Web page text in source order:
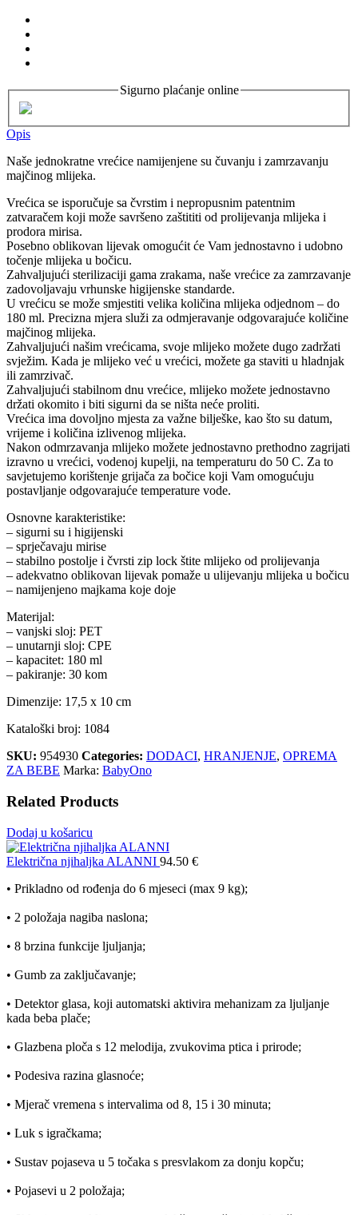
Sigurno plaćanje online
Opis
Naše jednokratne vrećice namijenjene su čuvanju i zamrzavanju
majčinog mlijeka.
Vrećica se isporučuje sa čvrstim i nepropusnim patentnim
zatvaračem koji može savršeno zaštititi od prolijevanja mlijeka i
prodora mirisa.
Posebno oblikovan lijevak omogućit će Vam jednostavno i udobno
točenje mlijeka u bočicu.
Zahvaljujući sterilizaciji gama zrakama, naše vrećice za zamrzavanje
zadovoljavaju vrhunske higijenske standarde.
U vrećicu se može smjestiti velika količina mlijeka odjednom – do
180 ml. Precizna mjera služi za odmjeravanje odgovarajuće količine
majčinog mlijeka.
Zahvaljujući našim vrećicama, svoje mlijeko možete dugo zadržati
svježim. Kada je mlijeko već u vrećici, možete ga staviti u hladnjak
ili zamrzivač.
Zahvaljujući stabilnom dnu vrećice, mlijeko možete jednostavno
držati okomito i biti sigurni da se ništa neće proliti.
Vrećica ima dovoljno mjesta za važne bilješke, kao što su datum,
vrijeme i količina izlivenog mlijeka.
Nakon odmrzavanja mlijeko možete jednostavno prethodno zagrijati
izravno u vrećici, vodenoj kupelji, na temperaturu do 50 C. Za to
savjetujemo korištenje grijača za bočice koji Vam omogućuju
postavljanje odgovarajuće temperature vode.
Osnovne karakteristike:
– sigurni su i higijenski
– sprječavaju mirise
– stabilno postolje i čvrsti zip lock štite mlijeko od prolijevanja
– adekvatno oblikovan lijevak pomaže u ulijevanju mlijeka u bočicu
– namijenjeno majkama koje doje
Materijal:
– vanjski sloj: PET
– unutarnji sloj: CPE
– kapacitet: 180 ml
– pakiranje: 30 kom
Dimenzije: 17,5 x 10 cm
Kataloški broj: 1084
SKU: 954930 Categories: DODACI, HRANJENJE, OPREMA
ZA BEBE Marka: BabyOno
Related Products
Dodaj u košaricu
Električna njihaljka ALANNI 94.50 €
• Prikladno od rođenja do 6 mjeseci (max 9 kg);
• 2 položaja nagiba naslona;
• 8 brzina funkcije ljuljanja;
• Gumb za zaključavanje;
• Detektor glasa, koji automatski aktivira mehanizam za ljuljanje
kada beba plače;
• Glazbena ploča s 12 melodija, zvukovima ptica i prirode;
• Podesiva razina glasnoće;
• Mjerač vremena s intervalima od 8, 15 i 30 minuta;
• Luk s igračkama;
• Sustav pojaseva u 5 točaka s presvlakom za donju kopču;
• Pojasevi u 2 položaja;